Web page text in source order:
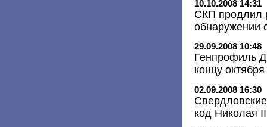
10.10.2008 14:31
СКП продлил
обнаружении
29.09.2008 10:48
Генпрофиль
концу октября
02.09.2008 16:30
Свердловские
код Николая II